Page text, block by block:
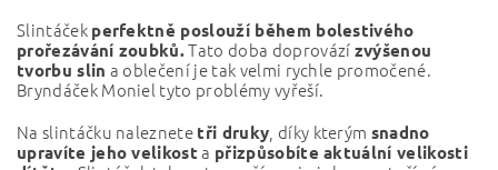
Slintáček perfektně poslouží během bolestivého
prořezávání zoubků.Tato doba doprovází zvýšenou
tvorbu slin a oblečení je tak velmi rychle promočené.
Bryndáček Moniel tyto problémy vyřeší.
Na slintáčku naleznete tři druky , díky kterým snadno
upravíte jeho velikost a přizpůsobíte aktuální velikosti